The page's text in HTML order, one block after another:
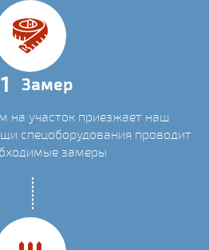
Замер
на участок приезжает наш
спецоборудования проводит
замеры